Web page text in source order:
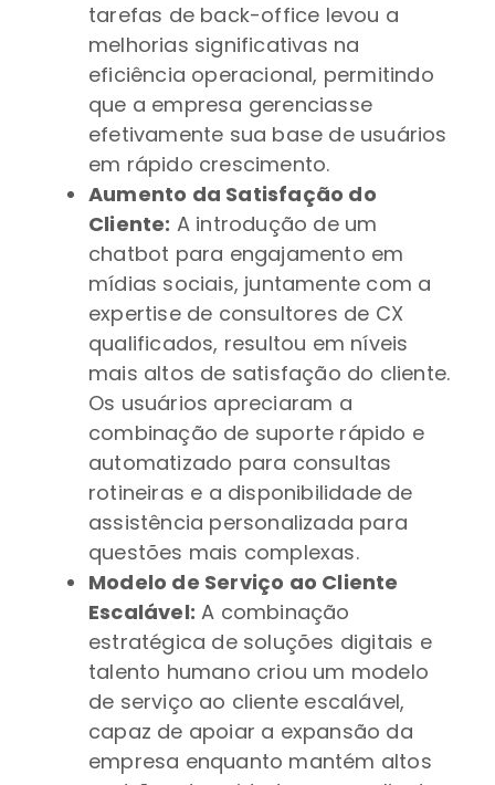
tarefas de back-office levou a
melhorias significativas na
eficiência operacional, permitindo
que a empresa gerenciasse
efetivamente sua base de usuários
em rápido crescimento.
Aumento da Satisfação do
Cliente: A introdução de um
chatbot para engajamento em
mídias sociais, juntamente com a
expertise de consultores de CX
qualificados, resultou em níveis
mais altos de satisfação do cliente.
Os usuários apreciaram a
combinação de suporte rápido e
automatizado para consultas
rotineiras e a disponibilidade de
assistência personalizada para
questões mais complexas.
Modelo de Serviço ao Cliente
Escalável: A combinação
estratégica de soluções digitais e
talento humano criou um modelo
de serviço ao cliente escalável,
capaz de apoiar a expansão da
empresa enquanto mantém altos